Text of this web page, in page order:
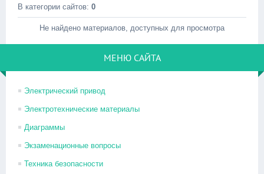
В категории сайтов: 0
Не найдено материалов, доступных для просмотра
МЕНЮ САЙТА
Электрический привод
Электротехнические материалы
Диаграммы
Экзаменационные вопросы
Техника безопасности